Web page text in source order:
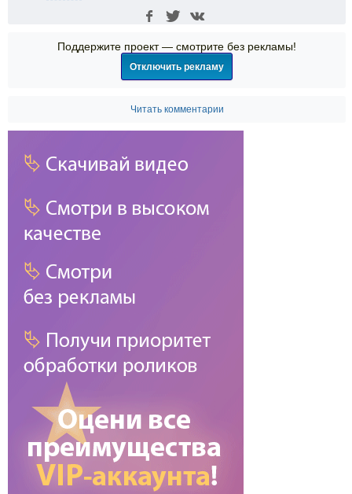
Поддержите проект — смотрите без рекламы!
Отключить рекламу
Читать комментарии